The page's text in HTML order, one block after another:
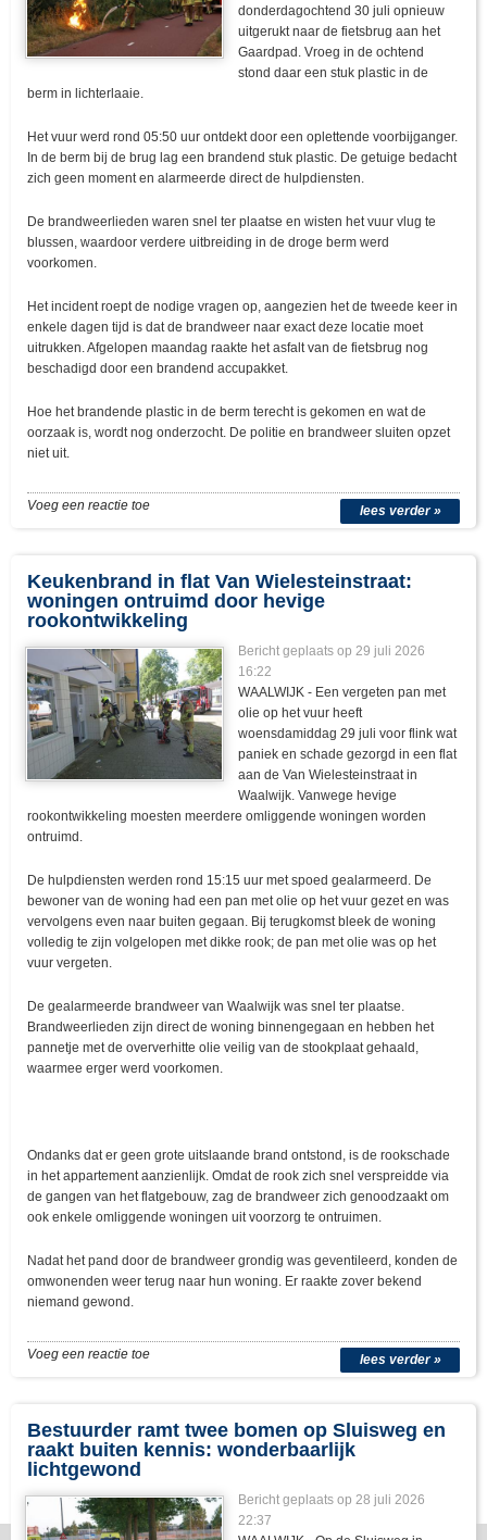
donderdagochtend 30 juli opnieuw
uitgerukt naar de fietsbrug aan het
Gaardpad. Vroeg in de ochtend
stond daar een stuk plastic in de
berm in lichterlaaie.
Het vuur werd rond 05:50 uur ontdekt door een oplettende voorbijganger.
In de berm bij de brug lag een brandend stuk plastic. De getuige bedacht
zich geen moment en alarmeerde direct de hulpdiensten.
De brandweerlieden waren snel ter plaatse en wisten het vuur vlug te
blussen, waardoor verdere uitbreiding in de droge berm werd
voorkomen.
Het incident roept de nodige vragen op, aangezien het de tweede keer in
enkele dagen tijd is dat de brandweer naar exact deze locatie moet
uitrukken. Afgelopen maandag raakte het asfalt van de fietsbrug nog
beschadigd door een brandend accupakket.
Hoe het brandende plastic in de berm terecht is gekomen en wat de
oorzaak is, wordt nog onderzocht. De politie en brandweer sluiten opzet
niet uit.
lees verder »
Voeg een reactie toe
Keukenbrand in flat Van Wielesteinstraat:
woningen ontruimd door hevige
rookontwikkeling
Bericht geplaats op 29 juli 2026
16:22
WAALWIJK - Een vergeten pan met
olie op het vuur heeft
woensdamiddag 29 juli voor flink wat
paniek en schade gezorgd in een flat
aan de Van Wielesteinstraat in
Waalwijk. Vanwege hevige
rookontwikkeling moesten meerdere omliggende woningen worden
ontruimd.
De hulpdiensten werden rond 15:15 uur met spoed gealarmeerd. De
bewoner van de woning had een pan met olie op het vuur gezet en was
vervolgens even naar buiten gegaan. Bij terugkomst bleek de woning
volledig te zijn volgelopen met dikke rook; de pan met olie was op het
vuur vergeten.
De gealarmeerde brandweer van Waalwijk was snel ter plaatse.
Brandweerlieden zijn direct de woning binnengegaan en hebben het
pannetje met de oververhitte olie veilig van de stookplaat gehaald,
waarmee erger werd voorkomen.
Ondanks dat er geen grote uitslaande brand ontstond, is de rookschade
in het appartement aanzienlijk. Omdat de rook zich snel verspreidde via
de gangen van het flatgebouw, zag de brandweer zich genoodzaakt om
ook enkele omliggende woningen uit voorzorg te ontruimen.
Nadat het pand door de brandweer grondig was geventileerd, konden de
omwonenden weer terug naar hun woning. Er raakte zover bekend
niemand gewond.
lees verder »
Voeg een reactie toe
Bestuurder ramt twee bomen op Sluisweg en
raakt buiten kennis: wonderbaarlijk
lichtgewond
Bericht geplaats op 28 juli 2026
22:37